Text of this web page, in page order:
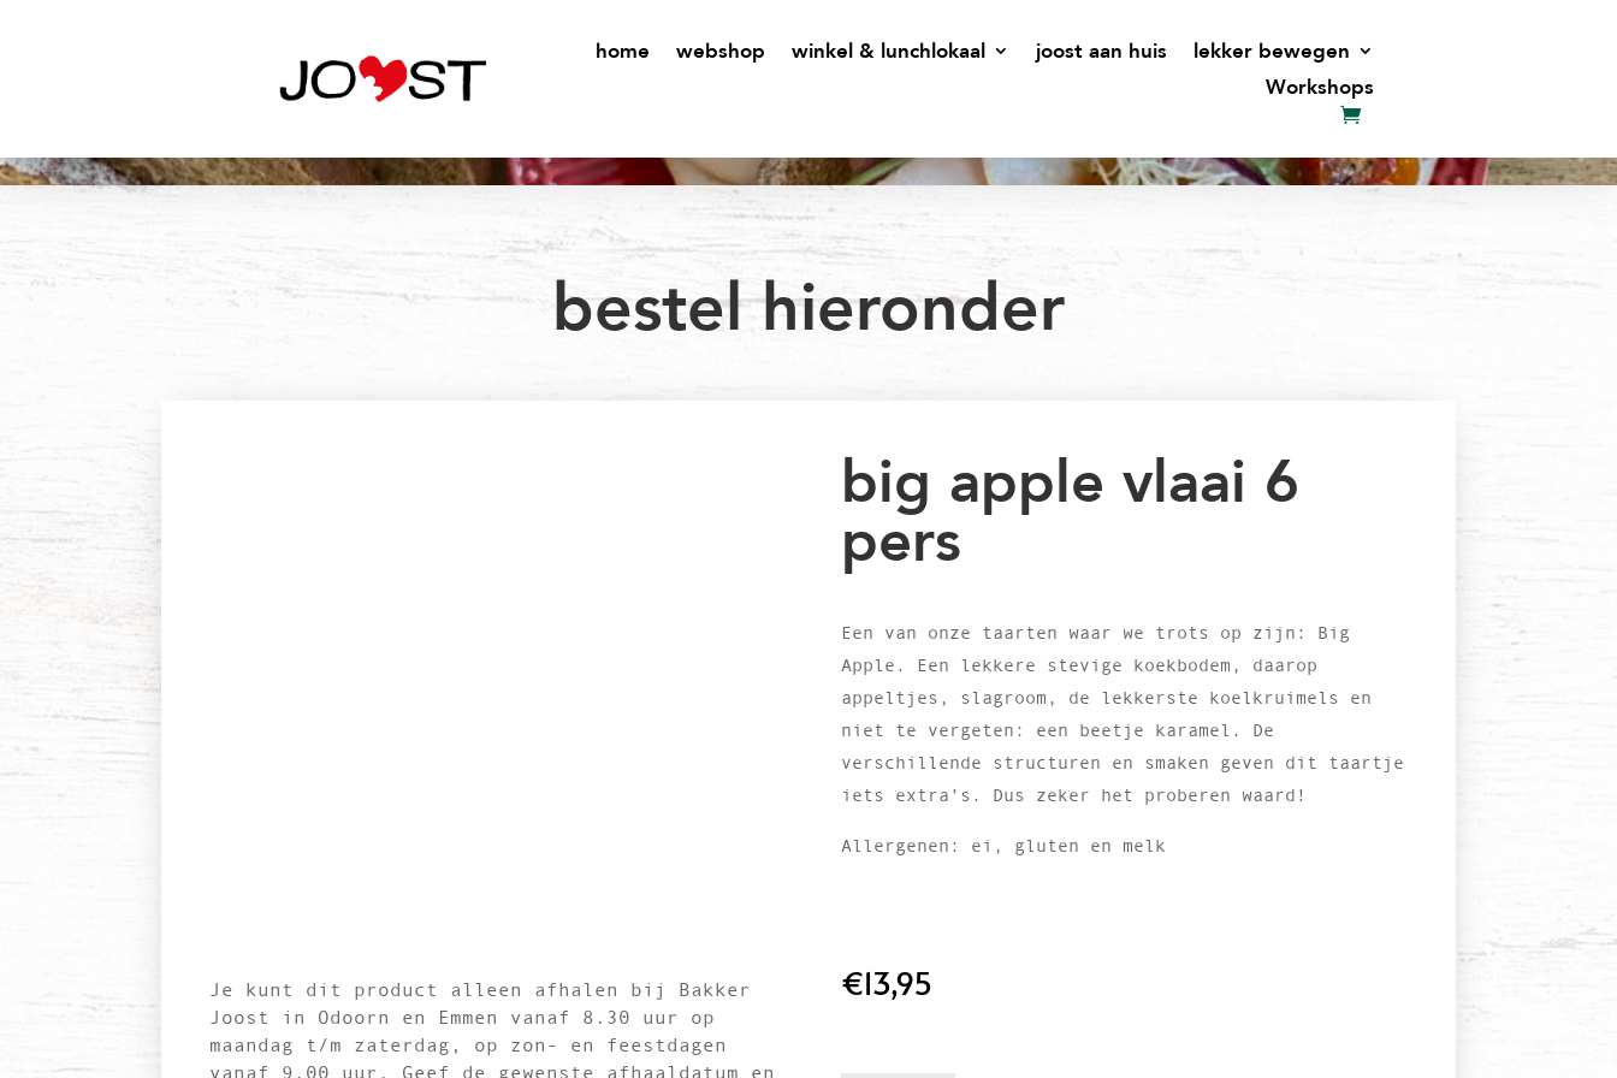
home webshop winkel & lunchlokaal joost aan huis
lekker bewegen
Workshops
bestel hieronder
Je kunt dit product alleen afhalen bij Bakker
Joost in Odoorn en Emmen vanaf 8.30 uur op
maandag t/m zaterdag, op zon- en feestdagen
vanaf 9.00 uur. Geef de gewenste afhaaldatum en
big apple vlaai 6
pers
Een van onze taarten waar we trots op zijn: Big
Apple. Een lekkere stevige koekbodem, daarop
appeltjes, slagroom, de lekkerste koelkruimels en
niet te vergeten: een beetje karamel. De
verschillende structuren en smaken geven dit taartje
iets extra’s. Dus zeker het proberen waard!
Allergenen: ei, gluten en melk
€13,95